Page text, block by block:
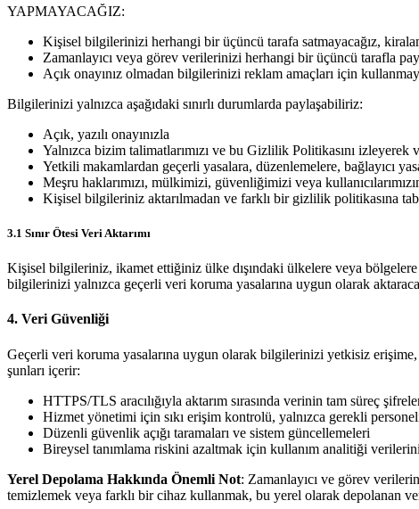
YAPMAYACAĞIZ:
Kişisel bilgilerinizi herhangi bir üçüncü tarafa satmayacağız,
Zamanlayıcı veya görev verilerinizi herhangi bir üçüncü tarafla
Açık onayınız olmadan bilgilerinizi reklam amaçları için
Bilgilerinizi yalnızca aşağıdaki sınırlı durumlarda paylaşabiliriz:
Açık, yazılı onayınızla
Yalnızca bizim talimatlarımızı ve bu Gizlilik Politikasını izleyerek
Yetkili makamlardan geçerli yasalara, düzenlemelere, bağlayıcı
Meşru haklarımızı, mülkimizi, güvenliğimizi veya
Kişisel bilgileriniz aktarılmadan ve farklı bir gizlilik politikasına
3.1 Sınır Ötesi Veri Aktarımı
Kişisel bilgileriniz, ikamet ettiğiniz ülke dışındaki ülkelere veya
bilgilerinizi yalnızca geçerli veri koruma yasalarına uygun olarak
4. Veri Güvenliği
Geçerli veri koruma yasalarına uygun olarak bilgilerinizi yetkisiz
şunları içerir:
HTTPS/TLS aracılığıyla aktarım sırasında verinin tam süreç
Hizmet yönetimi için sıkı erişim kontrolü, yalnızca gerekli
Düzenli güvenlik açığı taramaları ve sistem güncellemeleri
Bireysel tanımlama riskini azaltmak için kullanım analitiği
Yerel Depolama Hakkında Önemli Not: Zamanlayıcı ve görev
temizlemek veya farklı bir cihaz kullanmak, bu yerel olarak depolanan